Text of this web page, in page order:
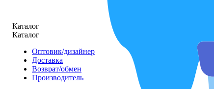
Каталог
Каталог
Оптовик/дизайнер
Доставка
Возврат/обмен
Производитель